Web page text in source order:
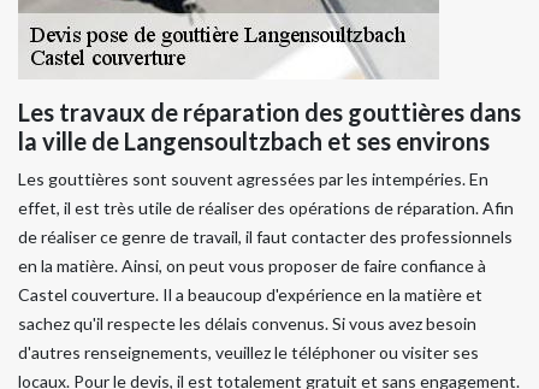
Les travaux de réparation des gouttières dans
la ville de Langensoultzbach et ses environs
Les gouttières sont souvent agressées par les intempéries. En
effet, il est très utile de réaliser des opérations de réparation. Afin
de réaliser ce genre de travail, il faut contacter des professionnels
en la matière. Ainsi, on peut vous proposer de faire confiance à
Castel couverture. Il a beaucoup d'expérience en la matière et
sachez qu'il respecte les délais convenus. Si vous avez besoin
d'autres renseignements, veuillez le téléphoner ou visiter ses
locaux. Pour le devis, il est totalement gratuit et sans engagement.